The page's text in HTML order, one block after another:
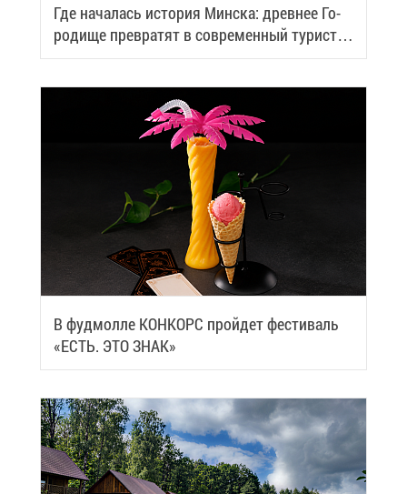
Где на­ча­лась ис­то­рия Мин­ска: древ­нее Го­
ро­ди­ще пре­вра­тят в со­вре­мен­ный ту­ри­сти­
че­ский центр
В фуд­мол­ле КОН­КОРС прой­дет фе­сти­валь
«ЕСТЬ. ЭТО ЗНАК»